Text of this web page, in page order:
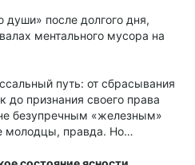
после долгого дня,
ментального мусора на
путь: от сбрасывания
признания своего права
безупречным «железным»
молодцы, правда. Но…